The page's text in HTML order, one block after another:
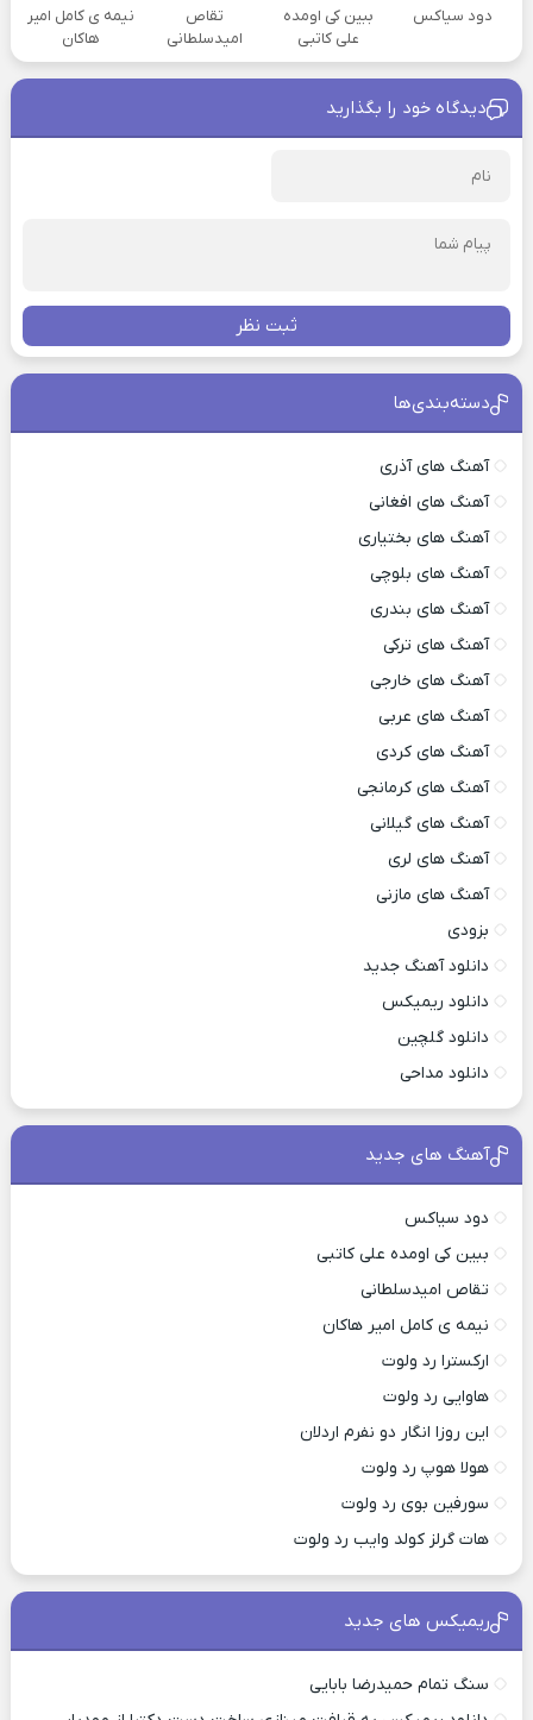
دود سیاکس
ببین کی اومده
علی کاتبی
تقاص
امیدسلطانی
نیمه ی کامل امیر
هاکان
دیدگاه خود را بگذارید
ثبت نظر
دسته‌بندی‌ها
آهنگ های آذری
آهنگ های افغانی
آهنگ های بختیاری
آهنگ های بلوچی
آهنگ های بندری
آهنگ های ترکی
آهنگ های خارجی
آهنگ های عربی
آهنگ های کردی
آهنگ های کرمانجی
آهنگ های گیلانی
آهنگ های لری
آهنگ های مازنی
بزودی
دانلود آهنگ جدید
دانلود ریمیکس
دانلود گلچین
دانلود مداحی
آهنگ های جدید
دود سیاکس
ببین کی اومده علی کاتبی
تقاص امیدسلطانی
نیمه ی کامل امیر هاکان
ارکسترا رد ولوت
هاوایی رد ولوت
این روزا انگار دو نفرم اردلان
هولا هوپ رد ولوت
سورفین بوی رد ولوت
هات گرلز کولد وایب رد ولوت
ریمیکس های جدید
سنگ تمام حمیدرضا بابایی